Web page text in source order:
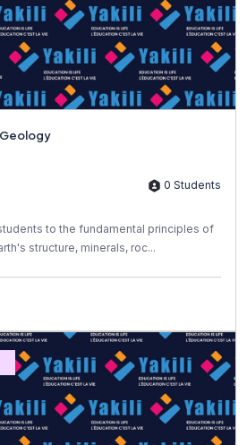
0 Students
to the fundamental principles of
structure, minerals, roc...